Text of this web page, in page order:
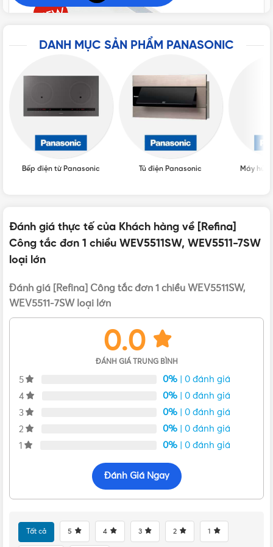
CHUẨN LẮP ĐẶT
BẢO HÀNH
WEV5511-7SW
Kích thước công tắc B một chiều WEV5511SW, WEV5511-7SW
DANH MỤC SẢN PHẨM PANASONIC
Bếp điện từ Panasonic Tủ điện Panasonic Máy hút
Đánh giá thực tế của Khách hàng về [Refina]
Công tắc đơn 1 chiều WEV5511SW, WEV5511-7SW
loại lớn
Đánh giá [Refina] Công tắc đơn 1 chiều WEV5511SW,
WEV5511-7SW loại lớn
0.0
ĐÁNH GIÁ TRUNG BÌNH
5 0% | 0 đánh giá
4
0% | 0 đánh giá
3
0% | 0 đánh giá
2
0% | 0 đánh giá
1
0% | 0 đánh giá
Đánh Giá Ngay
Tất cả 5 4 3 2 1